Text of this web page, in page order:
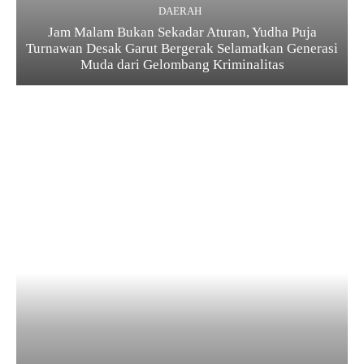
DAERAH
Jam Malam Bukan Sekadar Aturan, Yudha Puja
Turnawan Desak Garut Bergerak Selamatkan Generasi
Muda dari Gelombang Kriminalitas